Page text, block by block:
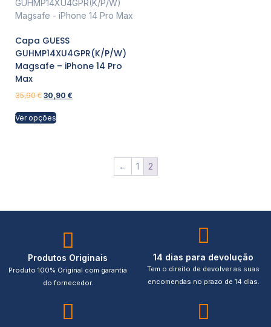
Capa GUESS
GUHMP14XU4GPR(K/P/W)
Magsafe – iPhone 14 Pro
Max
35,90€ 30,90 €
Ver opções
← 1 2
Produtos Originais
Produto 100% Original com garantia
do fornecedor.
14 dias para devolução
Tem o direito de devolver as suas
encomendas no prazo de 14 dias.